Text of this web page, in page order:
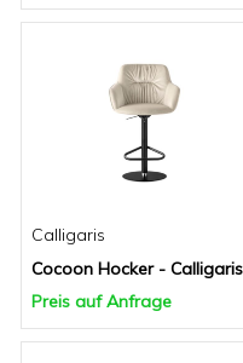
Calligaris
Cocoon Hocker - Calligaris
Preis auf Anfrage